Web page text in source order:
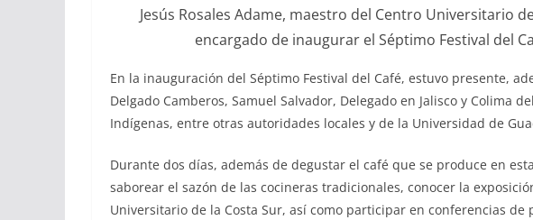
Jesús Rosales Adame, maestro del Centro Universitario
encargado de inaugurar el Séptimo Festival del
En la inauguración del Séptimo Festival del Café, estuvo presente,
Delgado Camberos, Samuel Salvador, Delegado en Jalisco y Colima
Indígenas, entre otras autoridades locales y de la Universidad de
Durante dos días, además de degustar el café que se produce en
saborear el sazón de las cocineras tradicionales, conocer la
Universitario de la Costa Sur, así como participar en conferencias de